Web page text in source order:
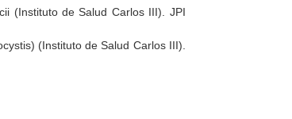
(Instituto de Salud Carlos III). JPI
(Instituto de Salud Carlos III).